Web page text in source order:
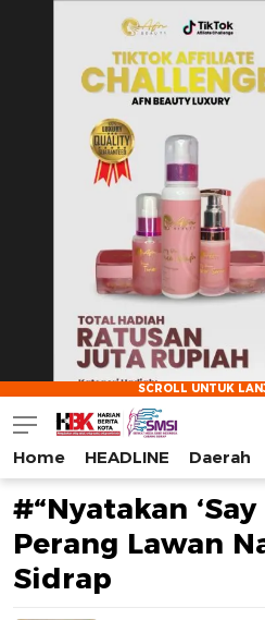
HarianBeritaKota
Mengabarkan Setiap
Home HEADLINE Daerah
#“Nyatakan ‘Say
Perang Lawan
Sidrap